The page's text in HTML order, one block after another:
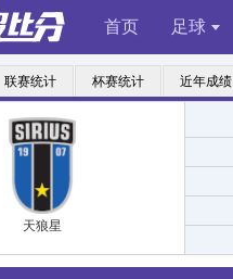
首页 足球
联赛统计 杯赛统计 近年成绩
天狼星